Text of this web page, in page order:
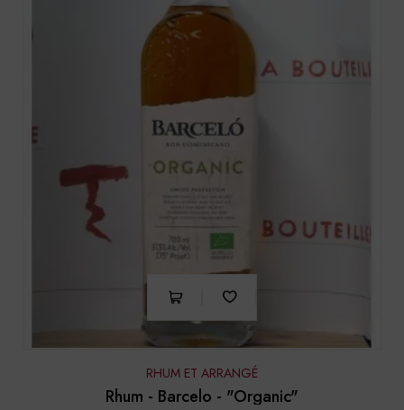
RHUM ET ARRANGÉ
Rhum - Barcelo - "Organic"